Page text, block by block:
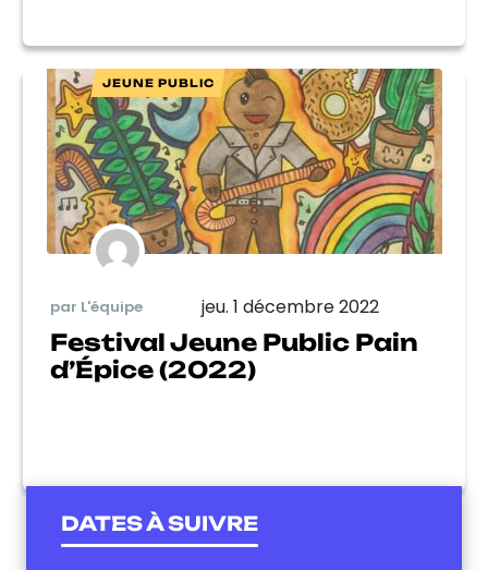
JEUNE PUBLIC
par L'équipe jeu. 1 décembre 2022
Festival Jeune Public Pain
d’Épice (2022)
DATES À SUIVRE